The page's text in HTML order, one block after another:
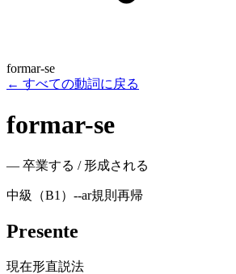
formar-se
← すべての動詞に戻る
formar-se
— 卒業する / 形成される
中級（B1） --ar規則 再帰
Presente
現在形直説法